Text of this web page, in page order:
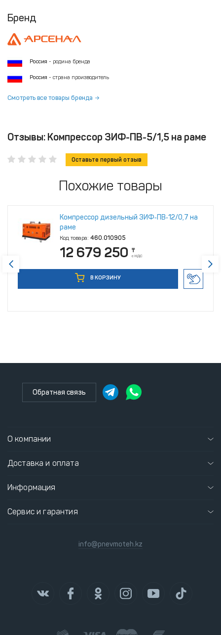
Бренд
Россия - родина бренда
Россия - страна производитель
Смотреть все товары бренда
Отзывы: Компрессор ЗИФ-ПВ-5/1,5 на раме
Оставьте первый отзыв
Похожие товары
Компрессор дизельный ЗИФ‑ПВ‑12/0,7 на
раме
Код товара: 460.010905
12 679 250 ₸
с НДС
В КОРЗИНУ
Обратная связь
О компании
Доставка и оплата
Информация
Сервис и гарантия
info@pnevmoteh.kz